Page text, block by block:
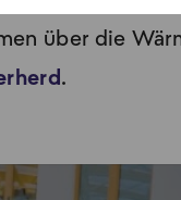
über die
.